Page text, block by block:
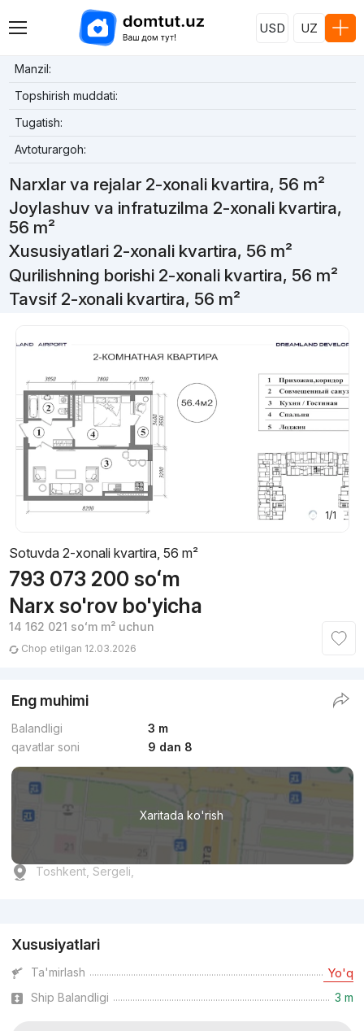
USD UZ
Manzil:
Topshirish muddati:
Tugatish:
Avtoturargoh:
Narxlar va rejalar 2-xonali kvartira, 56 m²
Joylashuv va infratuzilma 2-xonali kvartira,
56 m²
Xususiyatlari 2-xonali kvartira, 56 m²
Qurilishning borishi 2-xonali kvartira, 56 m²
Tavsif 2-xonali kvartira, 56 m²
1/1
Sotuvda 2-xonali kvartira, 56 m²
793 073 200 soʻm
Narx so'rov bo'yicha
14 162 021 soʻmm² uchun
Chop etilgan 12.03.2026
Eng muhimi
Balandligi
3 m
qavatlar soni
9 dan 8
Xaritada ko'rish
Toshkent, Sergeli,
Xususiyatlari
Ta'mirlash Yo'q
Ship Balandligi 3 m